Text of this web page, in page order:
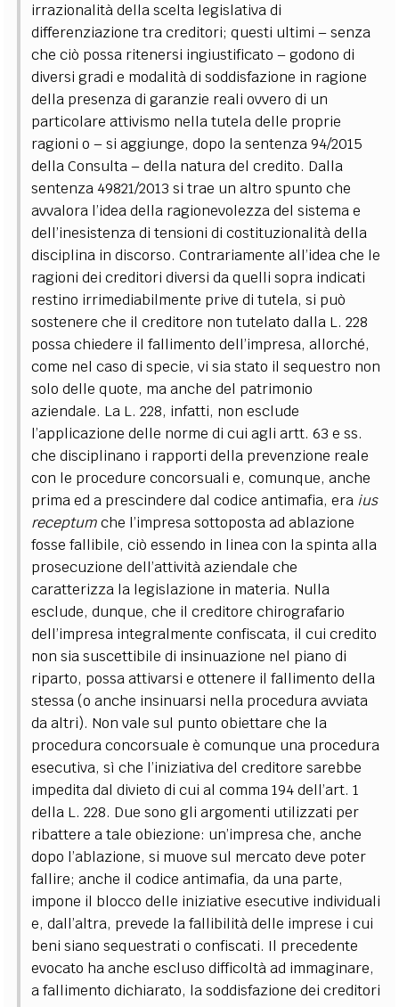
irrazionalità della scelta legislativa di
differenziazione tra creditori; questi ultimi – senza
che ciò possa ritenersi ingiustificato – godono di
diversi gradi e modalità di soddisfazione in ragione
della presenza di garanzie reali ovvero di un
particolare attivismo nella tutela delle proprie
ragioni o – si aggiunge, dopo la sentenza 94/2015
della Consulta – della natura del credito. Dalla
sentenza 49821/2013 si trae un altro spunto che
avvalora l’idea della ragionevolezza del sistema e
dell’inesistenza di tensioni di costituzionalità della
disciplina in discorso. Contrariamente all’idea che le
ragioni dei creditori diversi da quelli sopra indicati
restino irrimediabilmente prive di tutela, si può
sostenere che il creditore non tutelato dalla L. 228
possa chiedere il fallimento dell’impresa, allorché,
come nel caso di specie, vi sia stato il sequestro non
solo delle quote, ma anche del patrimonio
aziendale. La L. 228, infatti, non esclude
l’applicazione delle norme di cui agli artt. 63 e ss.
che disciplinano i rapporti della prevenzione reale
con le procedure concorsuali e, comunque, anche
prima ed a prescindere dal codice antimafia, era ius
receptumche l’impresa sottoposta ad ablazione
fosse fallibile, ciò essendo in linea con la spinta alla
prosecuzione dell’attività aziendale che
caratterizza la legislazione in materia. Nulla
esclude, dunque, che il creditore chirografario
dell’impresa integralmente confiscata, il cui credito
non sia suscettibile di insinuazione nel piano di
riparto, possa attivarsi e ottenere il fallimento della
stessa (o anche insinuarsi nella procedura avviata
da altri). Non vale sul punto obiettare che la
procedura concorsuale è comunque una procedura
esecutiva, sì che l’iniziativa del creditore sarebbe
impedita dal divieto di cui al comma 194 dell’art. 1
della L. 228. Due sono gli argomenti utilizzati per
ribattere a tale obiezione: un’impresa che, anche
dopo l’ablazione, si muove sul mercato deve poter
fallire; anche il codice antimafia, da una parte,
impone il blocco delle iniziative esecutive individuali
e, dall’altra, prevede la fallibilità delle imprese i cui
beni siano sequestrati o confiscati. Il precedente
evocato ha anche escluso difficoltà ad immaginare,
a fallimento dichiarato, la soddisfazione dei creditori